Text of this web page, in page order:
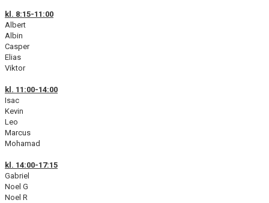
kl. 8:15-11:00
Albert
Albin
Casper
Elias
Viktor
kl. 11:00-14:00
Isac
Kevin
Leo
Marcus
Mohamad
kl. 14:00-17:15
Gabriel
Noel G
Noel R